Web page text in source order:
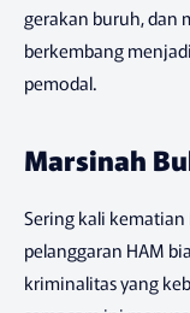
gerakan buruh, dan
berkembang
pemodal.
Marsinah
Sering kali
pelanggaran HAM
kriminalitas yang